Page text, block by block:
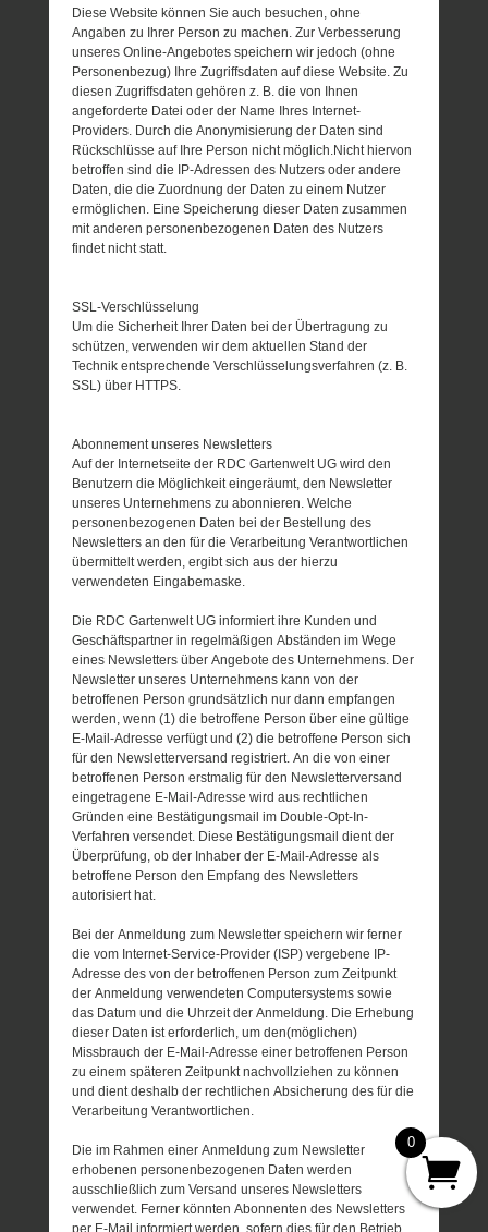
Diese Website können Sie auch besuchen, ohne
Angaben zu Ihrer Person zu machen. Zur Verbesserung
unseres Online-Angebotes speichern wir jedoch (ohne
Personenbezug) Ihre Zugriffsdaten auf diese Website. Zu
diesen Zugriffsdaten gehören z. B. die von Ihnen
angeforderte Datei oder der Name Ihres Internet-
Providers. Durch die Anonymisierung der Daten sind
Rückschlüsse auf Ihre Person nicht möglich.Nicht hiervon
betroffen sind die IP-Adressen des Nutzers oder andere
Daten, die die Zuordnung der Daten zu einem Nutzer
ermöglichen. Eine Speicherung dieser Daten zusammen
mit anderen personenbezogenen Daten des Nutzers
findet nicht statt.
SSL-Verschlüsselung
Um die Sicherheit Ihrer Daten bei der Übertragung zu
schützen, verwenden wir dem aktuellen Stand der
Technik entsprechende Verschlüsselungsverfahren (z. B.
SSL) über HTTPS.
Abonnement unseres Newsletters
Auf der Internetseite der RDC Gartenwelt UG wird den
Benutzern die Möglichkeit eingeräumt, den Newsletter
unseres Unternehmens zu abonnieren. Welche
personenbezogenen Daten bei der Bestellung des
Newsletters an den für die Verarbeitung Verantwortlichen
übermittelt werden, ergibt sich aus der hierzu
verwendeten Eingabemaske.
Die RDC Gartenwelt UG informiert ihre Kunden und
Geschäftspartner in regelmäßigen Abständen im Wege
eines Newsletters über Angebote des Unternehmens. Der
Newsletter unseres Unternehmens kann von der
betroffenen Person grundsätzlich nur dann empfangen
werden, wenn (1) die betroffene Person über eine gültige
E-Mail-Adresse verfügt und (2) die betroffene Person sich
für den Newsletterversand registriert. An die von einer
betroffenen Person erstmalig für den Newsletterversand
eingetragene E-Mail-Adresse wird aus rechtlichen
Gründen eine Bestätigungsmail im Double-Opt-In-
Verfahren versendet. Diese Bestätigungsmail dient der
Überprüfung, ob der Inhaber der E-Mail-Adresse als
betroffene Person den Empfang des Newsletters
autorisiert hat.
Bei der Anmeldung zum Newsletter speichern wir ferner
die vom Internet-Service-Provider (ISP) vergebene IP-
Adresse des von der betroffenen Person zum Zeitpunkt
der Anmeldung verwendeten Computersystems sowie
das Datum und die Uhrzeit der Anmeldung. Die Erhebung
dieser Daten ist erforderlich, um den(möglichen)
Missbrauch der E-Mail-Adresse einer betroffenen Person
zu einem späteren Zeitpunkt nachvollziehen zu können
und dient deshalb der rechtlichen Absicherung des für die
Verarbeitung Verantwortlichen.
Die im Rahmen einer Anmeldung zum Newsletter
erhobenen personenbezogenen Daten werden
ausschließlich zum Versand unseres Newsletters
verwendet. Ferner könnten Abonnenten des Newsletters
per E-Mail informiert werden, sofern dies für den Betrieb
0